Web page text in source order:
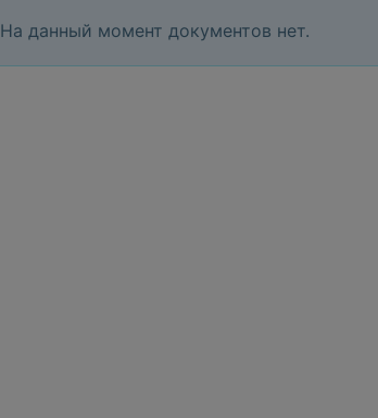
На данный момент документов нет.